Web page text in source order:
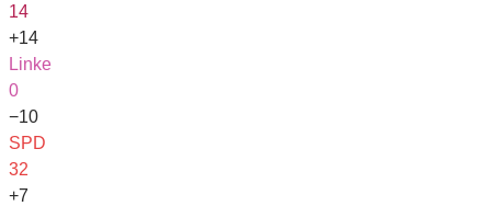
14
+14
Linke
0
−10
SPD
32
+7